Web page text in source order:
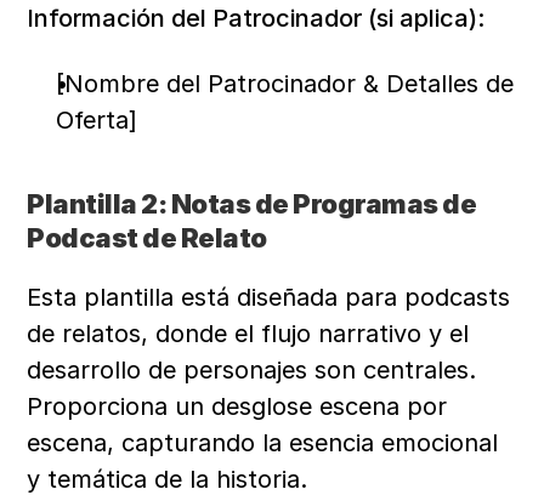
Información del Patrocinador (si aplica):
[Nombre del Patrocinador & Detalles de
Oferta]
Plantilla 2: Notas de Programas de
Podcast de Relato
Esta plantilla está diseñada para podcasts
de relatos, donde el flujo narrativo y el
desarrollo de personajes son centrales.
Proporciona un desglose escena por
escena, capturando la esencia emocional
y temática de la historia.